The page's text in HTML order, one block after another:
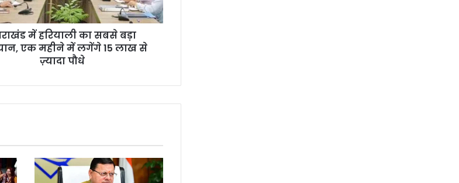
में हरियाली का सबसे बड़ा
एक महीने में लगेंगे 15 लाख से
ज़्यादा पौधे